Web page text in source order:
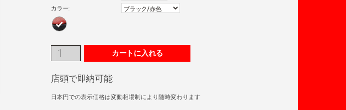
カラー:
カートに入れる
店頭で即納可能
日本円での表示価格は変動相場制により随時変わります